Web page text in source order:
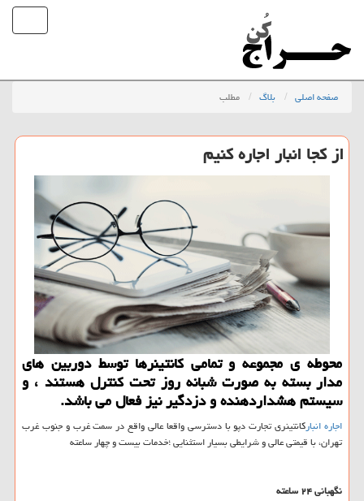
صفحه اصلی بلاگ مطلب
از كجا انبار اجاره كنیم
محوطه ی مجموعه و تمامی كانتینرها توسط دوربین های
مدار بسته به صورت شبانه روز تحت كنترل هستند ، و
سیستم هشداردهنده و دزدگیر نیز فعال می باشد.
اجاره انباركانتینری تجارت دپو با دسترسی واقعا عالی واقع در سمت غرب و جنوب غرب
تهران، با قیمتی عالی و شرایطی بسیار استثنایی ؛خدمات بیست و چهار ساعته
نگهبانی ۲۴ ساعته